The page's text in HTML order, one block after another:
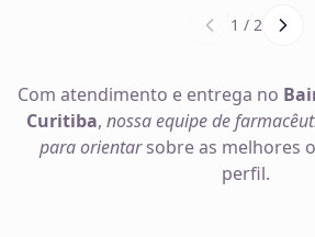
1 / 2
Com atendimento e entrega no
Curitiba, nossa equipe de
para orientarsobre as melhores
perfil.